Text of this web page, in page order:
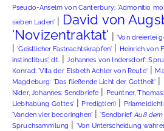
Pseudo-Anselm von Canterbury: 'Admonitio
sieben Laden' | David von
'Novizentraktat' |'Von dreierlei
|'Geistlicher Fastnachtskrapfen' | Heinrich von
instinctibus', dt.|Johannes von Indersdorf:
Konrad: 'Vita der Elsbeth Achler von Reute'|
Magdeburg: 'Das fließende Licht der Gottheit' |
Nider, Johannes: Sendbriefe | Peuntner,
Liebhabung Gottes'| Predigt(en) |
'Vanden vier becoringhen' | 'SendbriefAuß dem
Spruchsammlung | 'Von Unterscheidung